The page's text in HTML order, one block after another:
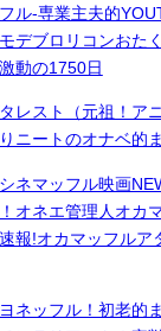
ル-専業主夫的
デブロリコンおた
動の1750日
レスト（元祖！ア
ニートのオナベ的
ネマッフル映画
オネエ管理人オカ
報!オカマッフルア
ネッフル！初老的